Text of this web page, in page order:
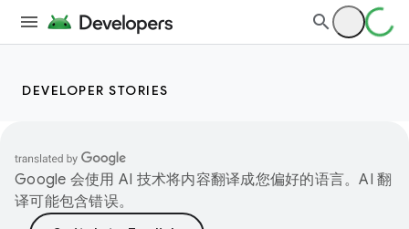
DEVELOPER STORIES
Google 会使用 AI 技术将内容翻译成您偏好的语言。AI 翻
译可能包含错误。